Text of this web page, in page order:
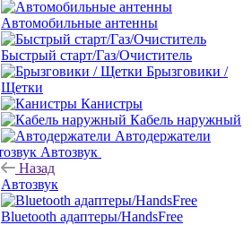
Автомобильные антенны
Быстрый старт/Газ/Очиститель
Брызговики /
Щетки
Канистры
Кабель наружный
Автодержатели
Автозвук
Назад
Автозвук
Bluetooth адаптеры/HandsFree